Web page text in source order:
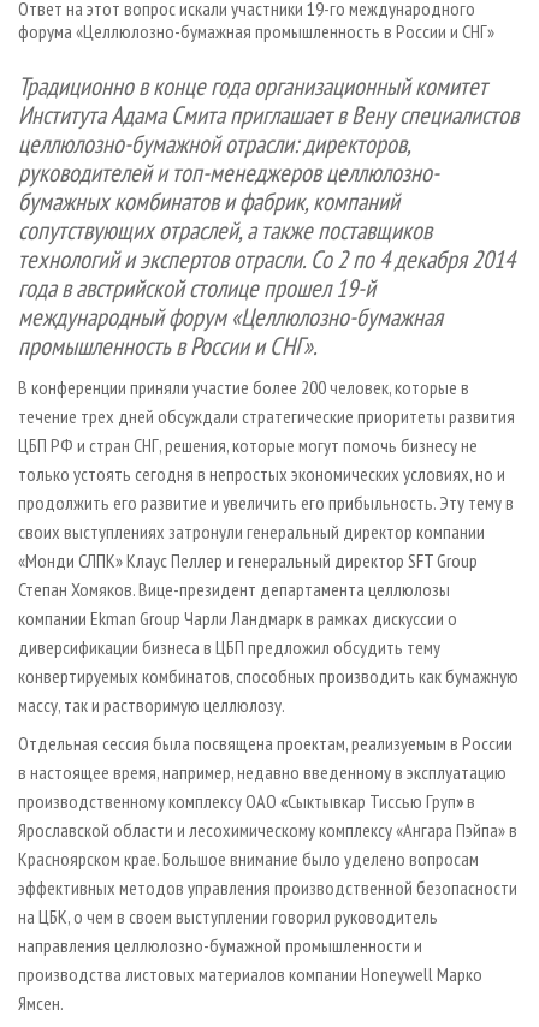
СУШКА ДРЕВЕСИНЫ
ДЕРЕВЯННОЕ ДОМОСТРОЕНИЕ
ПРОИЗВОДСТВО МЕБЕЛИ
БИОЭНЕРГЕТИКА
ЦБП
ИНСТРУМЕНТ И МАТЕРИАЛЫ
ПЕРСОНЫ
ОФИЦИАЛЬНЫЕ ДЕЛЕГАЦИИ
ПРИОРИТЕТНЫЕ ИНВЕСТПРОЕКТЫ
RUSSIAN FORESTRY REVIEW
ГАЗЕТА ЛЕСПРОМФОРУМ
БИБЛИОТЕКА СПЕЦИАЛИСТА
КОНТАКТЫ
РЕКЛАМА
Ответ на этот вопрос искали участники 19-го международного
форума «Целлюлозно-бумажная промышленность в России и СНГ»
Традиционно в конце года организационный комитет
Института Адама Смита приглашает в Вену специалистов
целлюлозно-бумажной отрасли: директоров,
руководителей и топ-менеджеров целлюлозно-
бумажных комбинатов и фабрик, компаний
сопутствующих отраслей, а также поставщиков
технологий и экспертов отрасли. Со 2 по 4 декабря 2014
года в австрийской столице прошел 19-й
международный форум «Целлюлозно-бумажная
промышленность в России и СНГ».
В конференции приняли участие более 200 человек, которые в
течение трех дней обсуждали стратегические приоритеты развития
ЦБП РФ и стран СНГ, решения, которые могут помочь бизнесу не
только устоять сегодня в непростых экономических условиях, но и
продолжить его развитие и увеличить его прибыльность. Эту тему в
своих выступлениях затронули генеральный директор компании
«Монди СЛПК» Клаус Пеллер и генеральный директор SFT Group
Степан Хомяков. Вице­-президент департамента целлюлозы
компании Ekman Group Чарли Ландмарк в рамках дискуссии о
диверсификации бизнеса в ЦБП предложил обсудить тему
конвертируемых комбинатов, способных производить как бумажную
массу, так и растворимую целлюлозу.
Отдельная сессия была посвящена проектам, реализуемым в России
в настоящее время, например, недавно введенному в эксплуатацию
производственному комплексу ОАО «Сыктывкар Тиссью Груп»в
Ярославской области и лесохимическому комплексу «Ангара Пэйпа» в
Красноярском крае. Большое внимание было уделено вопросам
эффективных методов управления производственной безопасности
на ЦБК, о чем в своем выступлении говорил руководитель
направления целлюлозно­-бумажной промышленности и
производства листовых материалов компании Honeywell Марко
Ямсен.